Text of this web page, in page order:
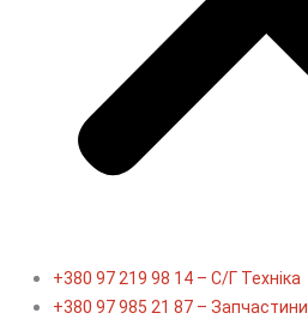
+380 97 219 98 14 – С/Г Техніка
+380 97 985 21 87 – Запчастини